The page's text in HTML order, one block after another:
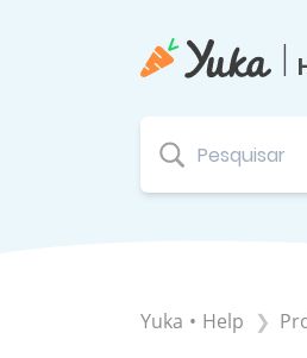
|
Yuka • Help